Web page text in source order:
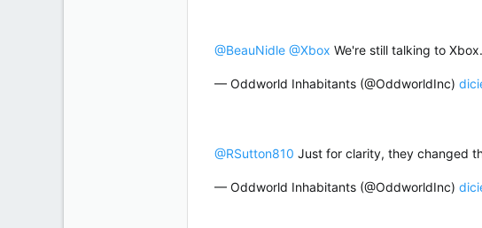
@BeauNidle @Xbox We're still talking to
— Oddworld Inhabitants (@OddworldInc)
@RSutton810 Just for clarity, they changed
— Oddworld Inhabitants (@OddworldInc)